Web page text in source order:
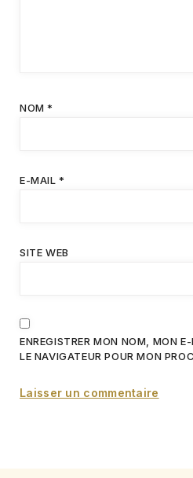
NOM*
E-MAIL*
SITE WEB
ENREGISTRER MON NOM, MON
LE NAVIGATEUR POUR MON